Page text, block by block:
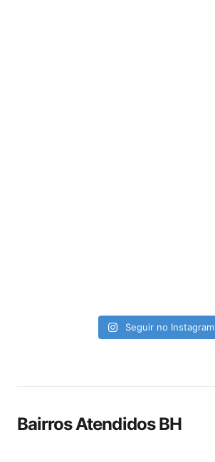
Seguir no Instagram
Bairros Atendidos BH